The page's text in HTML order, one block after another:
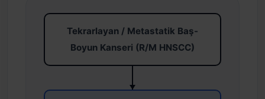
Tekrarlayan / Metastatik Baş-
Boyun Kanseri (R/M HNSCC)